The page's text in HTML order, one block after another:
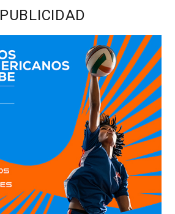
PUBLICIDAD